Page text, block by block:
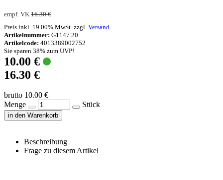
empf. VK 16.30 €
Preis inkl. 19.00% MwSt. zzgl. Versand
Artikelnummer: G1147.20
Artikelcode: 4013389002752
Sie sparen 38% zum UVP!
10.00 €
16.30 €
brutto 10.00 €
Menge
Stück
in den Warenkorb
Beschreibung
Frage zu diesem Artikel